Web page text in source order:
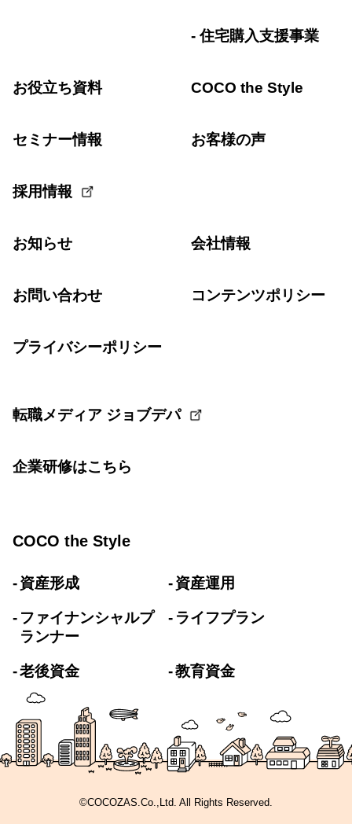
住宅購入支援事業
お役立ち資料 COCO the Style
セミナー情報 お客様の声
採用情報
お知らせ 会社情報
お問い合わせ コンテンツポリシー
プライバシーポリシー
転職メディア ジョブデパ
企業研修はこちら
COCO the Style
資産形成 資産運用
ファイナンシャルプ
ランナー
ライフプラン
老後資金 教育資金
©COCOZAS.Co.,Ltd. All Rights Reserved.